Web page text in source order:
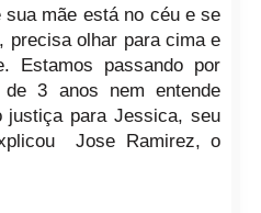
mãe está no céu e se
precisa olhar para cima e
Estamos passando por
3 anos nem entende
justiça para Jessica, seu
Jose Ramirez, o